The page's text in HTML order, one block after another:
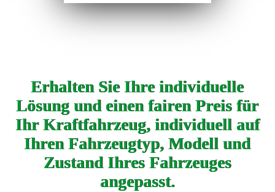
Erhalten Sie Ihre individuelle
Lösung und einen fairen Preis für
Ihr Kraftfahrzeug, individuell auf
Ihren Fahrzeugtyp, Modell und
Zustand Ihres Fahrzeuges
angepasst.